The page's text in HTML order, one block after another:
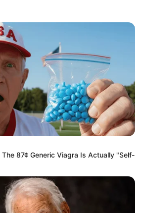
87¢ Generic Viagra Is Actually "Self-